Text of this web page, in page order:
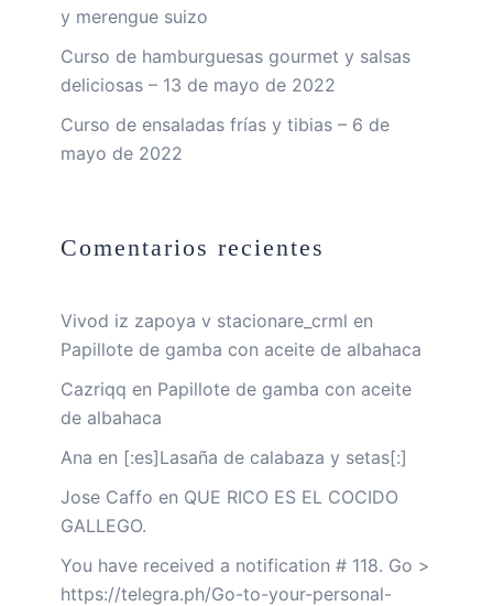
y merengue suizo
Curso de hamburguesas gourmet y salsas
deliciosas – 13 de mayo de 2022
Curso de ensaladas frías y tibias – 6 de
mayo de 2022
Comentarios recientes
Vivod iz zapoya v stacionare_crml en
Papillote de gamba con aceite de albahaca
Cazriqq en Papillote de gamba con aceite
de albahaca
Ana en [:es]Lasaña de calabaza y setas[:]
Jose Caffo en QUE RICO ES EL COCIDO
GALLEGO.
You have received a notification # 118. Go >
https://telegra.ph/Go-to-your-personal-